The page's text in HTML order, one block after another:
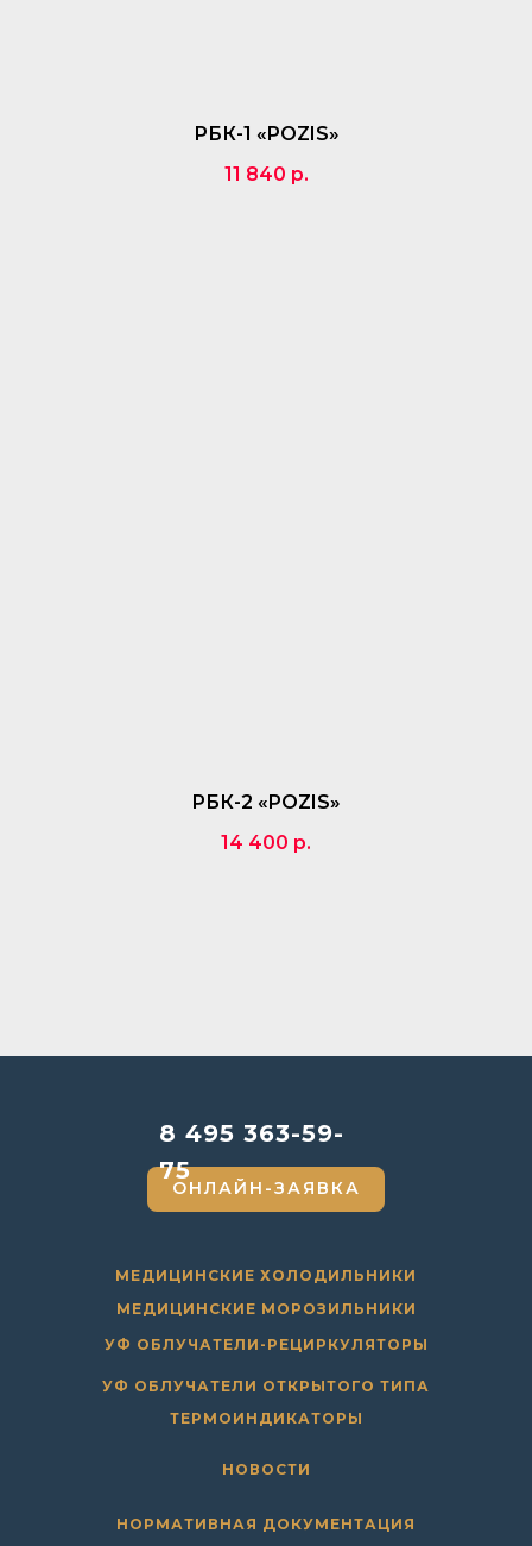
РБК-1 «POZIS»
11 840 р.
РБК-2 «POZIS»
14 400 р.
ОНЛАЙН-ЗАЯВКА
8 495 363-59-
75
НОРМАТИВНАЯ ДОКУМЕНТАЦИЯ
МЕДИЦИНСКИЕ ХОЛОДИЛЬНИКИ
УФ ОБЛУЧАТЕЛИ-РЕЦИРКУЛЯТОРЫ
ТЕРМОИНДИКАТОРЫ
НОВОСТИ
УФ ОБЛУЧАТЕЛИ ОТКРЫТОГО ТИПА
МЕДИЦИНСКИЕ МОРОЗИЛЬНИКИ